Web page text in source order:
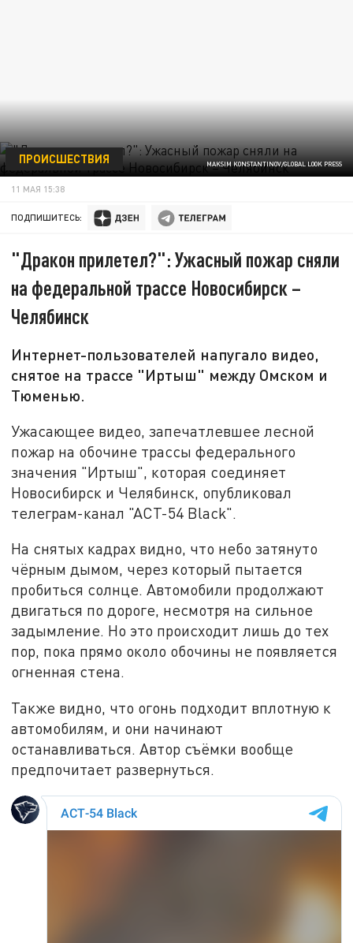
MAKSIM KONSTANTINOV/GLOBAL LOOK PRESS
ПРОИСШЕСТВИЯ
11 МАЯ 15:38
ПОДПИШИТЕСЬ:
"Дракон прилетел?": Ужасный пожар сняли
на федеральной трассе Новосибирск –
Челябинск
Интернет-пользователей напугало видео,
снятое на трассе "Иртыш" между Омском и
Тюменью.
Ужасающее видео, запечатлевшее лесной
пожар на обочине трассы федерального
значения "Иртыш", которая соединяет
Новосибирск и Челябинск, опубликовал
телеграм-канал "АСТ-54 Black".
На снятых кадрах видно, что небо затянуто
чёрным дымом, через который пытается
пробиться солнце. Автомобили продолжают
двигаться по дороге, несмотря на сильное
задымление. Но это происходит лишь до тех
пор, пока прямо около обочины не появляется
огненная стена.
Также видно, что огонь подходит вплотную к
автомобилям, и они начинают
останавливаться. Автор съёмки вообще
предпочитает развернуться.